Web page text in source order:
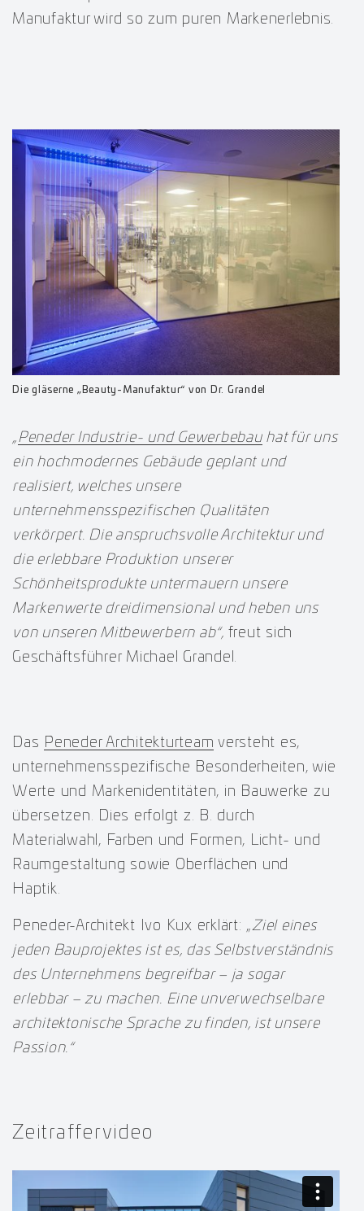
Manufaktur wird so zum puren Markenerlebnis.
Die gläserne „Beauty-Manufaktur“ von Dr. Grandel
„Peneder Industrie- und Gewerbebauhat für uns
ein hochmodernes Gebäude geplant und
realisiert, welches unsere
unternehmensspezifischen Qualitäten
verkörpert. Die anspruchsvolle Architektur und
die erlebbare Produktion unserer
Schönheitsprodukte untermauern unsere
Markenwerte dreidimensional und heben uns
von unserenMitbewerbern ab“, freut sich
Geschäftsführer Michael Grandel.
Das Peneder Architekturteam versteht es,
unternehmensspezifische Besonderheiten, wie
Werte und Markenidentitäten, in Bauwerke zu
übersetzen. Dies erfolgt z. B. durch
Materialwahl, Farben und Formen, Licht- und
Raumgestaltung sowie Oberflächen und
Haptik.
Peneder-Architekt Ivo Kux erklärt: „Ziel eines
jeden Bauprojektes ist es, das Selbstverständnis
des Unternehmens begreifbar – ja sogar
erlebbar – zu machen. Eine unverwechselbare
architektonische Sprache zu finden, ist unsere
Passion.“
Zeitraffervideo